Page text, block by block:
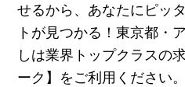
せるから、あなたにピッ
トが見つかる！東京都・
しは業界トップクラスの
ーク】をご利用ください